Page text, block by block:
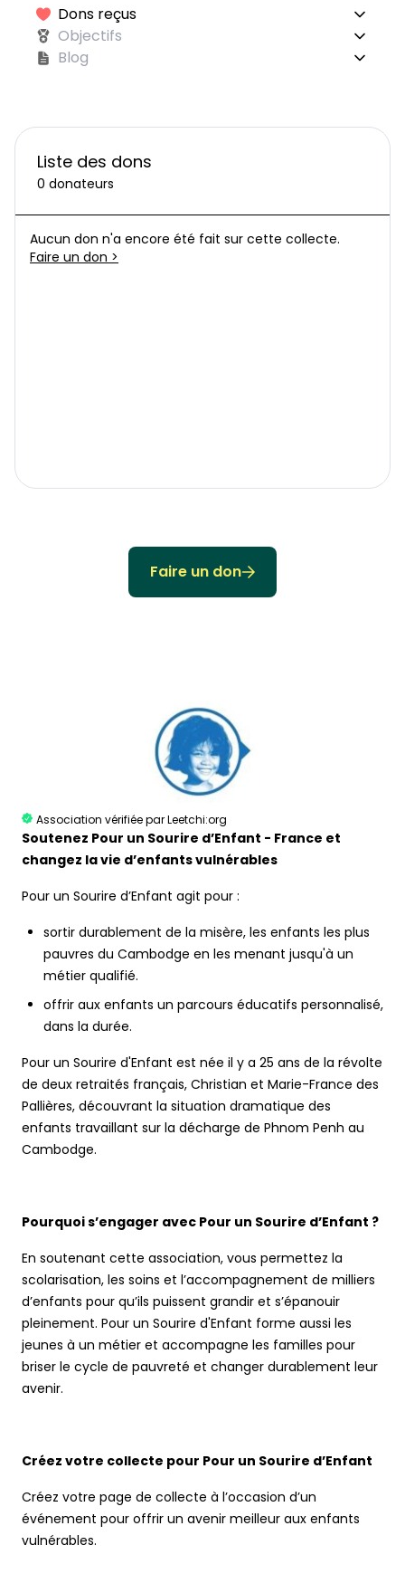
Dons reçus
Objectifs
Blog
Liste des dons
0 donateurs
Aucun don n'a encore été fait sur cette collecte.
Faire un don >
Faire un don
Association vérifiée par Leetchi:org
Soutenez Pour un Sourire d’Enfant - France et
changez la vie d’enfants vulnérables
Pour un Sourire d’Enfant agit pour :
sortir durablement de la misère, les enfants les plus
pauvres du Cambodge en les menant jusqu'à un
métier qualifié.
offrir aux enfants un parcours éducatifs personnalisé,
dans la durée.
Pour un Sourire d'Enfant est née il y a 25 ans de la révolte
de deux retraités français, Christian et Marie-France des
Pallières, découvrant la situation dramatique des
enfants travaillant sur la décharge de Phnom Penh au
Cambodge.
Pourquoi s’engager avec Pour un Sourire d’Enfant ?
En soutenant cette association, vous permettez la
scolarisation, les soins et l’accompagnement de milliers
d’enfants pour qu’ils puissent grandir et s’épanouir
pleinement. Pour un Sourire d'Enfant forme aussi les
jeunes à un métier et accompagne les familles pour
briser le cycle de pauvreté et changer durablement leur
avenir.
Créez votre collecte pour Pour un Sourire d’Enfant
Créez votre page de collecte à l’occasion d’un
événement pour offrir un avenir meilleur aux enfants
vulnérables.